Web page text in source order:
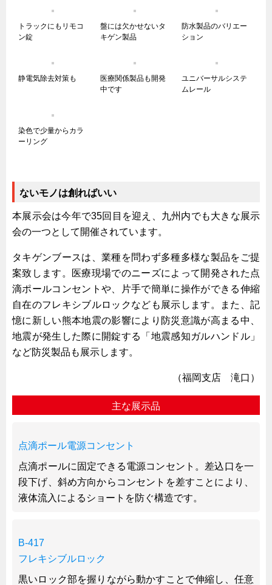
図面の見方・書き方
ズバッとお悩み解決 テクニカル Q and A
光る技術！未来へのモノづくり
ちょっとユニークなお客様
わが街わが支店
支店所在地（歴史探訪）
ニッポン再発見
あれこれWATCH
こんなとき、どう言うの?
４コマ漫画 のんきなのんちゃん
CATEGORY タキゲンinfo.
お知らせ
展示会情報／出展告知
工場見学
社外セミナー
110周年企画
タキゲン売上ランキング
タキスポ
タキ旅レポ
タキネタ
トラックにもリモコ
ン錠
盤には欠かせないタ
キゲン製品
防水製品のバリエー
ション
静電気除去対策も
医療関係製品も開発
中です
ユニバーサルシステ
ムレール
染色で少量からカラ
ーリング
ないモノは創ればいい
本展示会は今年で35回目を迎え、九州内でも大きな展示
会の一つとして開催されています。
タキゲンブースは、業種を問わず多種多様な製品をご提
案致します。医療現場でのニーズによって開発された点
滴ポールコンセントや、片手で簡単に操作ができる伸縮
自在のフレキシブルロックなども展示します。また、記
憶に新しい熊本地震の影響により防災意識が高まる中、
地震が発生した際に開錠する「地震感知ガルハンドル」
など防災製品も展示します。
（福岡支店 滝口）
主な展示品
点滴ポール電源コンセント
点滴ポールに固定できる電源コンセント。差込口を一
段下げ、斜め方向からコンセントを差すことにより、
液体流入によるショートを防ぐ構造です。
B-417
フレキシブルロック
黒いロック部を握りながら動かすことで伸縮し、任意